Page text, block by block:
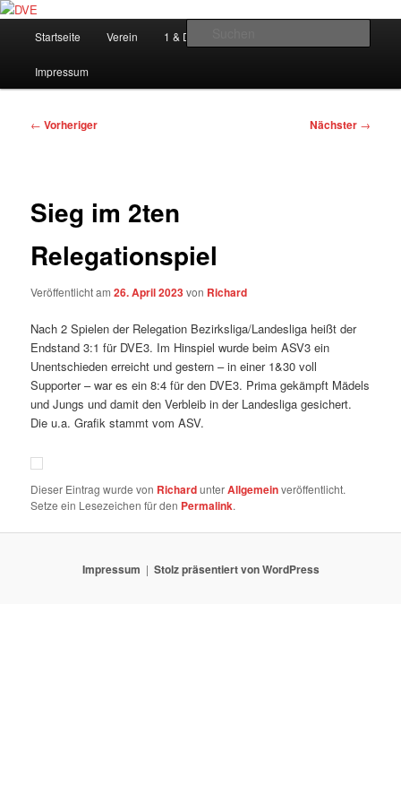
Zum
springenDVE
Startseite Verein 1 & Dreißig
Impressum
Beitragsnavigation
← Vorheriger Nächster →
Sieg im 2ten
Relegationspiel
Veröffentlicht am26. April 2023von Richard
Nach 2 Spielen der Relegation Bezirksliga/Landesliga heißt der
Endstand 3:1 für DVE3. Im Hinspiel wurde beim ASV3 ein
Unentschieden erreicht und gestern – in einer 1&30 voll
Supporter – war es ein 8:4 für den DVE3. Prima gekämpft Mädels
und Jungs und damit den Verbleib in der Landesliga gesichert.
Die u.a. Grafik stammt vom ASV.
Dieser Eintrag wurde von RichardunterAllgemeinveröffentlicht.
Setze ein Lesezeichen für den Permalink.
Impressum Stolz präsentiert von WordPress